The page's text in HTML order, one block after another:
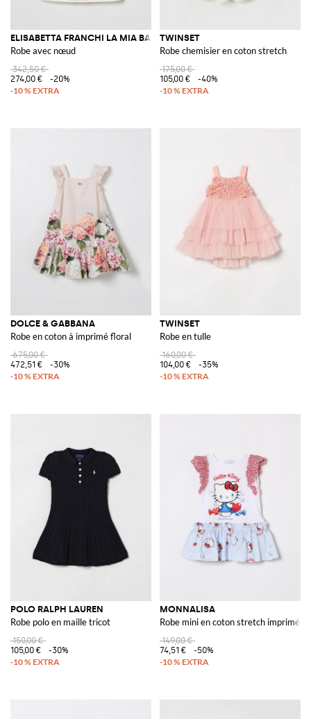
ELISABETTA FRANCHI LA MIA BAMBINA
Robe avec nœud
342,50 €
274,00 €
-20%
TWINSET
Robe chemisier en coton stretch
175,00 €
105,00 €
-40%
DOLCE & GABBANA
Robe en coton à imprimé floral
675,00 €
472,51 €
-30%
TWINSET
Robe en tulle
160,00 €
104,00 €
-35%
POLO RALPH LAUREN
Robe polo en maille tricot
150,00 €
105,00 €
-30%
MONNALISA
Robe mini en coton stretch imprimé
149,00 €
74,51 €
-50%